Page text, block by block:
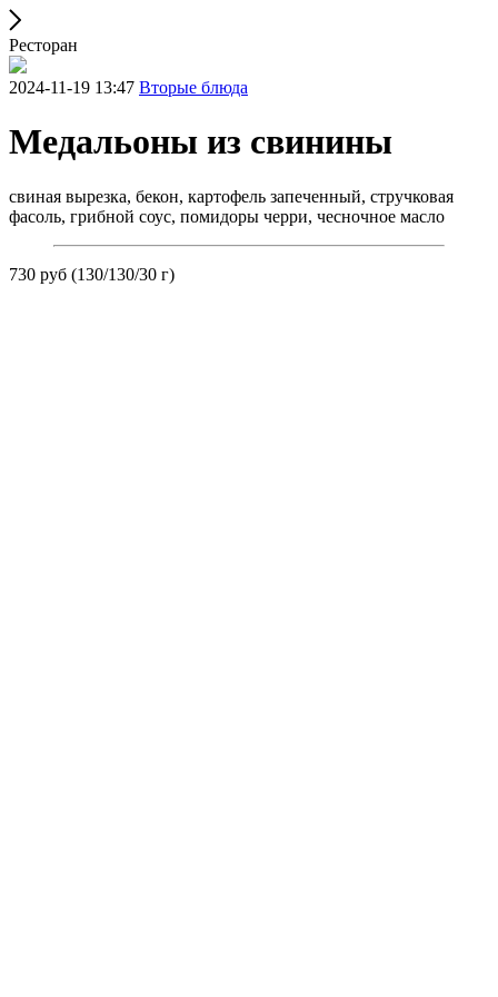
Ресторан
2024-11-19 13:47 Вторые блюда
Медальоны из свинины
свиная вырезка, бекон, картофель запеченный, стручковая
фасоль, грибной соус, помидоры черри, чесночное масло
730 руб (130/130/30 г)